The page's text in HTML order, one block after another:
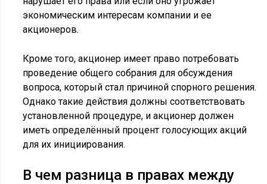
экономическим интересам компании и ее
акционеров.
Кроме того, акционер имеет право потребовать
проведение общего собрания для обсуждения
вопроса, который стал причиной спорного решения.
Однако такие действия должны соответствовать
установленной процедуре, и акционер должен
иметь определённый процент голосующих акций
для их инициирования.
В чем разница в правах между